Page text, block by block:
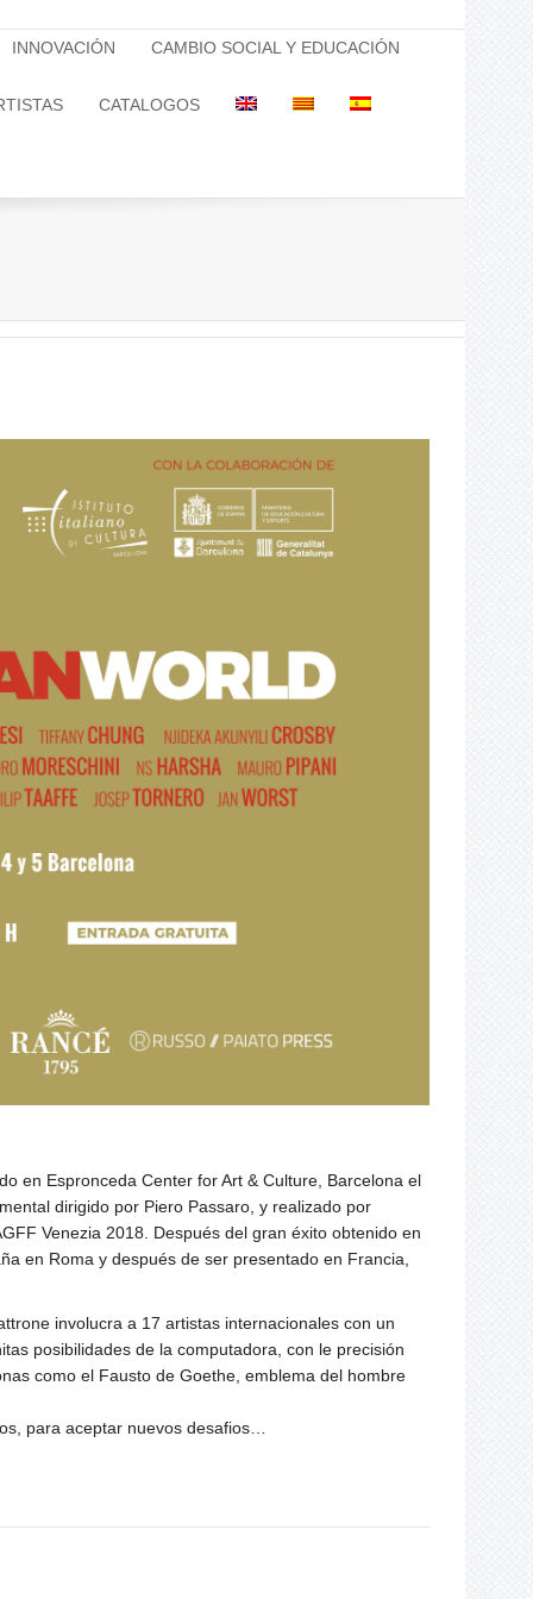
INNOVACIÓN CAMBIO SOCIAL Y EDUCACIÓN
CATALOGOS
en Espronceda Center for Art & Culture, Barcelona el
dirigido por Piero Passaro, y realizado por
Venezia 2018. Después del gran éxito obtenido en
en Roma y después de ser presentado en Francia,
involucra a 17 artistas internacionales con un
posibilidades de la computadora, con le precisión
como el Fausto de Goethe, emblema del hombre
para aceptar nuevos desafios…